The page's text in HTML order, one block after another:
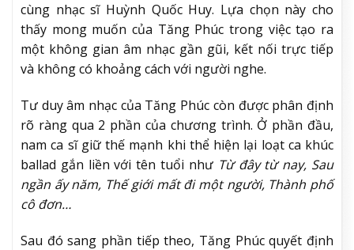
cùng nhạc sĩ Huỳnh Quốc Huy. Lựa chọn này cho
thấy mong muốn của Tăng Phúc trong việc tạo ra
một không gian âm nhạc gần gũi, kết nối trực tiếp
và không có khoảng cách với người nghe.
Tư duy âm nhạc của Tăng Phúc còn được phân định
rõ ràng qua 2 phần của chương trình. Ở phần đầu,
nam ca sĩ giữ thế mạnh khi thể hiện lại loạt ca khúc
ballad gắn liền với tên tuổi như Từ đây từ nay, Sau
ngần ấy năm, Thế giới mất đi một người, Thành phố
cô đơn…
Sau đó sang phần tiếp theo, Tăng Phúc quyết định